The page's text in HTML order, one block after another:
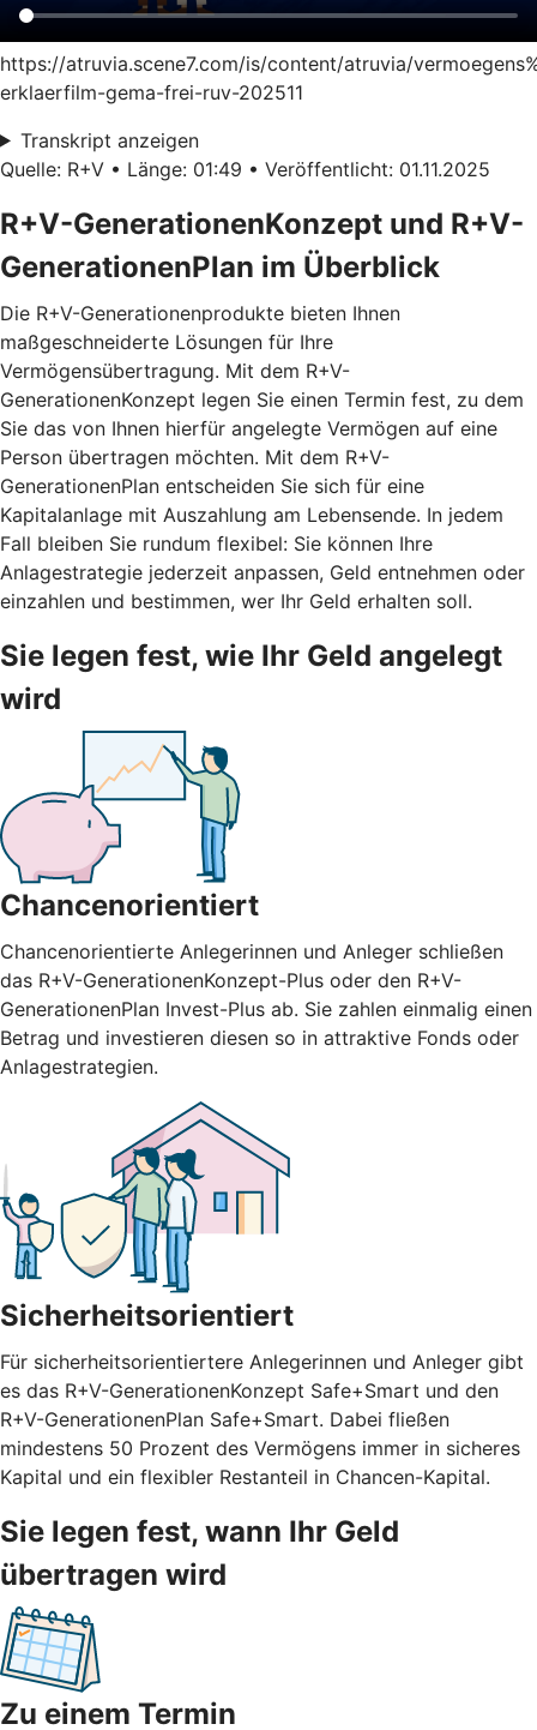
https://atruvia.scene7.com/is/content/atruvia/
erklaerfilm-gema-frei-ruv-202511
Transkript anzeigen
Quelle: R+V • Länge: 01:49 • Veröffentlicht: 01.11.2025
R+V-GenerationenKonzept und R+V-
GenerationenPlan im Überblick
Die R+V-Generationenprodukte bieten Ihnen
maßgeschneiderte Lösungen für Ihre
Vermögensübertragung. Mit dem R+V-
GenerationenKonzept legen Sie einen Termin fest, zu dem
Sie das von Ihnen hierfür angelegte Vermögen auf eine
Person übertragen möchten. Mit dem R+V-
GenerationenPlan entscheiden Sie sich für eine
Kapitalanlage mit Auszahlung am Lebensende. In jedem
Fall bleiben Sie rundum flexibel: Sie können Ihre
Anlagestrategie jederzeit anpassen, Geld entnehmen oder
einzahlen und bestimmen, wer Ihr Geld erhalten soll.
Sie legen fest, wie Ihr Geld angelegt
wird
Chancenorientiert
Chancenorientierte Anlegerinnen und Anleger schließen
das R+V-GenerationenKonzept-Plus oder den R+V-
GenerationenPlan Invest-Plus ab. Sie zahlen einmalig einen
Betrag und investieren diesen so in attraktive Fonds oder
Anlagestrategien.
Sicherheitsorientiert
Für sicherheitsorientiertere Anlegerinnen und Anleger gibt
es das R+V-GenerationenKonzept Safe+Smart und den
R+V-GenerationenPlan Safe+Smart. Dabei fließen
mindestens 50 Prozent des Vermögens immer in sicheres
Kapital und ein flexibler Restanteil in Chancen-Kapital.
Sie legen fest, wann Ihr Geld
übertragen wird
Zu einem Termin